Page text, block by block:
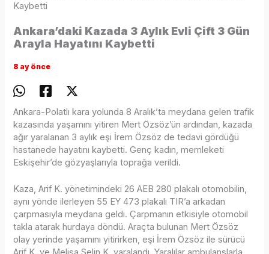
Kaybetti
Ankara’daki Kazada 3 Aylık Evli Çift 3 Gün
Arayla Hayatını Kaybetti
8 ay önce
Ankara-Polatlı kara yolunda 8 Aralık’ta meydana gelen trafik
kazasında yaşamını yitiren Mert Özsöz’ün ardından, kazada
ağır yaralanan 3 aylık eşi İrem Özsöz de tedavi gördüğü
hastanede hayatını kaybetti. Genç kadın, memleketi
Eskişehir’de gözyaşlarıyla toprağa verildi.
Kaza, Arif K. yönetimindeki 26 AEB 280 plakalı otomobilin,
aynı yönde ilerleyen 55 EY 473 plakalı TIR’a arkadan
çarpmasıyla meydana geldi. Çarpmanın etkisiyle otomobil
takla atarak hurdaya döndü. Araçta bulunan Mert Özsöz
olay yerinde yaşamını yitirirken, eşi İrem Özsöz ile sürücü